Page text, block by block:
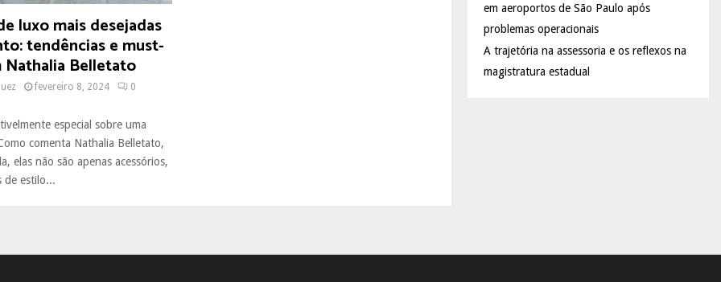
luxo mais desejadas
tendências e must-
Nathalia Belletato
fevereiro 8, 2024 0
especial sobre uma
comenta Nathalia Belletato,
elas não são apenas acessórios,
de estilo...
em aeroportos de São Paulo após
problemas operacionais
A trajetória na assessoria e os reflexos na
magistratura estadual